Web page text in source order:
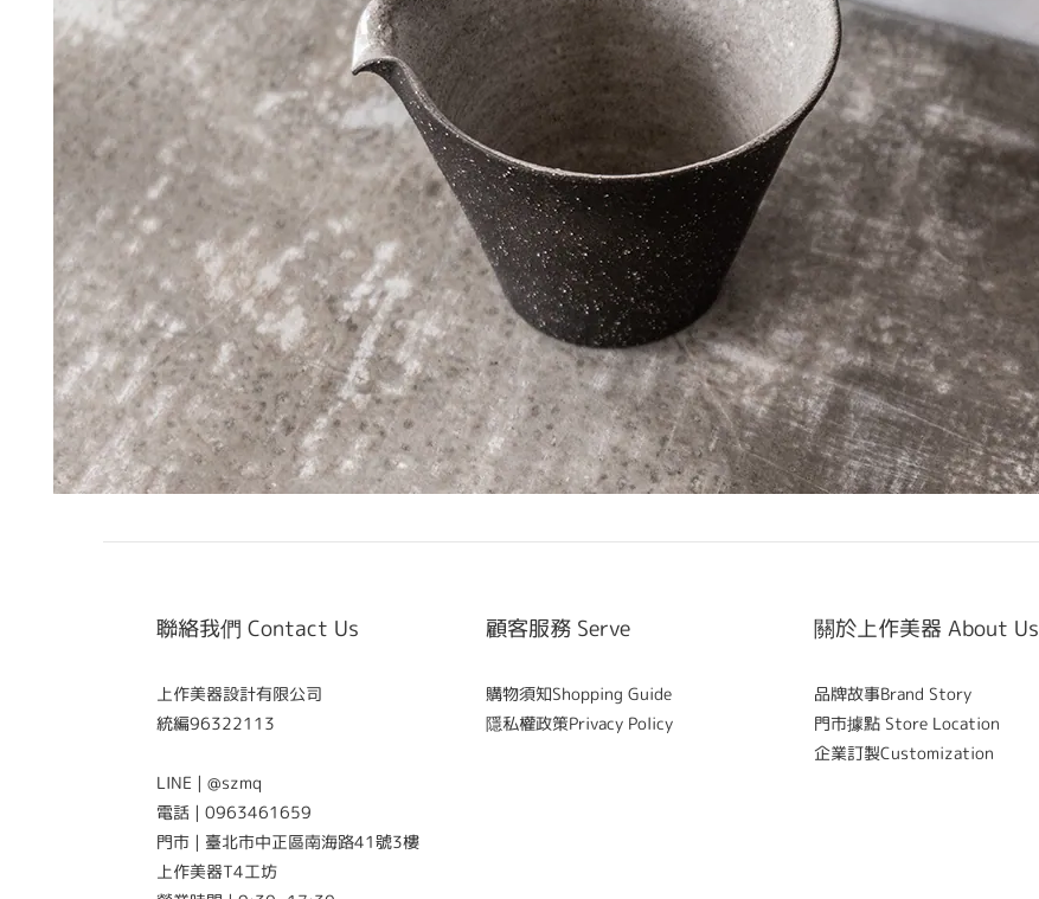
聯絡我們 Contact Us
上作美器設計有限公司
統編96322113
LINE | @szmq
電話 | 0963461659
門市 | 臺北市中正區南海路41號3樓
上作美器T4工坊
顧客服務 Serve
購物須知Shopping Guide
隱私權政策Privacy Policy
關於上作美器 About Us
品牌故事Brand Story
門市據點 Store Location
企業訂製Customization